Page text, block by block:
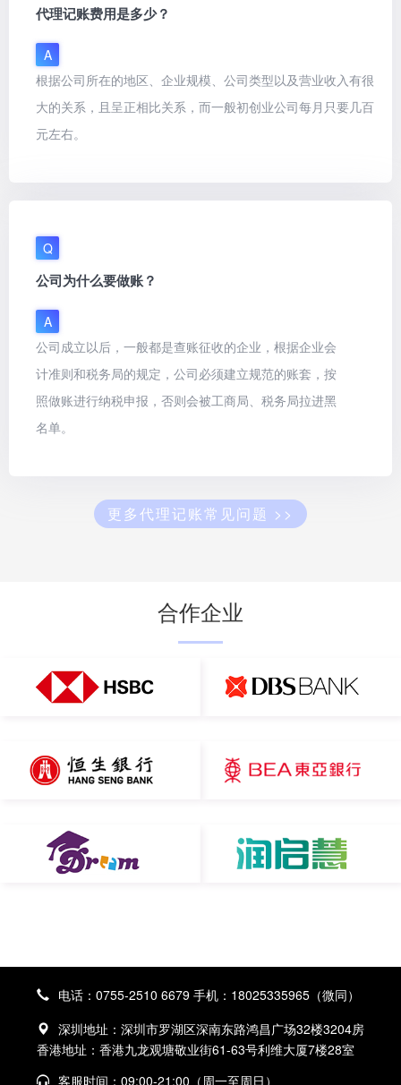
代理记账费用是多少？
A
根据公司所在的地区、企业规模、公司类型以及营业收入有很
大的关系，且呈正相比关系，而一般初创业公司每月只要几百
元左右。
Q
公司为什么要做账？
A
公司成立以后，一般都是查账征收的企业，根据企业会
计准则和税务局的规定，公司必须建立规范的账套，按
照做账进行纳税申报，否则会被工商局、税务局拉进黑
名单。
更多代理记账常见问题 >>
合作企业
电话：0755-2510 6679 手机：18025335965（微同）
深圳地址：深圳市罗湖区深南东路鸿昌广场32楼3204房
香港地址：香港九龙观塘敬业街61-63号利维大厦7楼28室
客服时间：09:00-21:00（周一至周日）